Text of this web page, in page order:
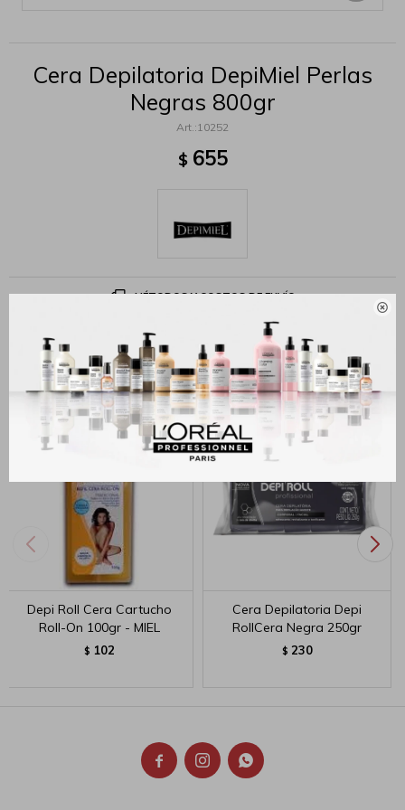

Cera Depilatoria DepiMiel Perlas
Negras 800gr
10252
$ 655
MÉTODOS Y COSTOS DE ENVÍO
Productos que te pueden interesar
Depi Roll Cera Cartucho
Roll-On 100gr - MIEL
$ 102
Cera Depilatoria Depi
RollCera Negra 250gr
$ 230
  